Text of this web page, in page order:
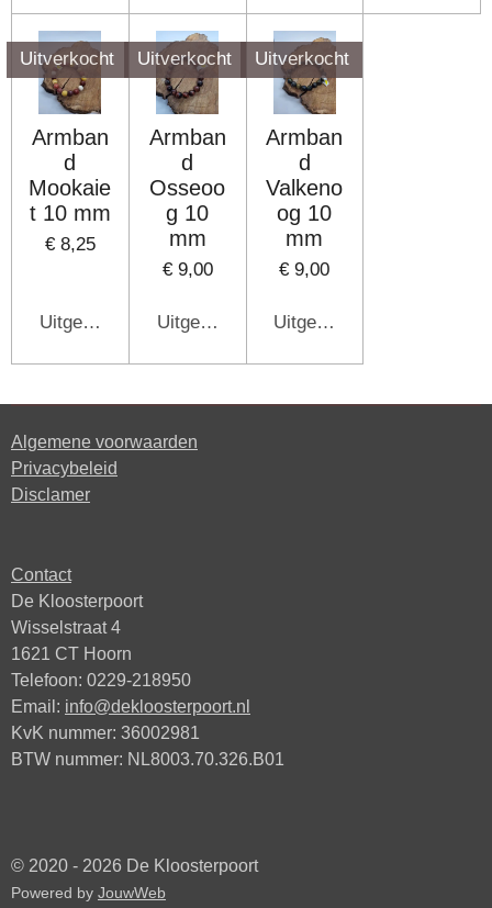
Uitverkocht
Armban
d
Mookaie
t 10 mm
€ 8,25
Uitgeschakeld
Uitverkocht
Armban
d
Osseoo
g 10
mm
€ 9,00
Uitgeschakeld
Uitverkocht
Armban
d
Valkeno
og 10
mm
€ 9,00
Uitgeschakeld
Algemene voorwaarden
Privacybeleid
Disclamer
Contact
De Kloosterpoort
Wisselstraat 4
1621 CT Hoorn
Telefoon: 0229-218950
Email: info@dekloosterpoort.nl
KvK nummer: 36002981
BTW nummer: NL8003.70.326.B01
© 2020 - 2026 De Kloosterpoort
Powered by JouwWeb